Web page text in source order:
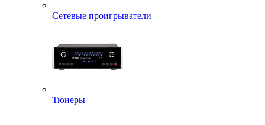
Сетевые проигрыватели
Тюнеры